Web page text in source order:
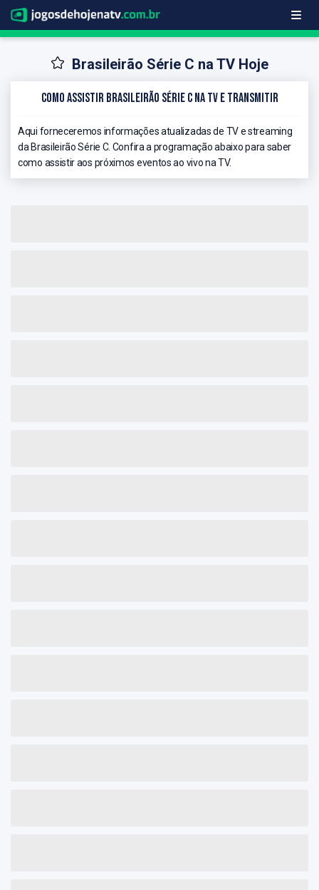
Brasileirão Série C na TV Hoje
Como Assistir Brasileirão Série C na TV e Transmitir
Aqui forneceremos informações atualizadas de TV e streaming
da Brasileirão Série C. Confira a programação abaixo para saber
como assistir aos próximos eventos ao vivo na TV.